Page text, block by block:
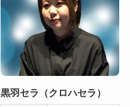
黒羽セラ（クロハセラ）